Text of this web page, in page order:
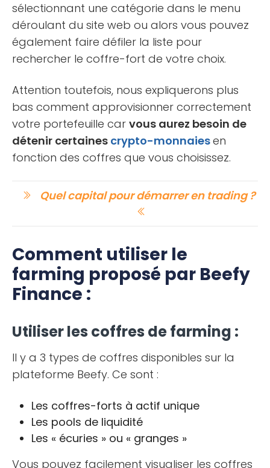
sélectionnant une catégorie dans le menu
déroulant du site web ou alors vous pouvez
également faire défiler la liste pour
rechercher le coffre-fort de votre choix.
Attention toutefois, nous expliquerons plus
bas comment approvisionner correctement
votre portefeuille car vous aurez besoin de
détenir certaines crypto-monnaiesen
fonction des coffres que vous choisissez.
Quel capital pour démarrer en trading ?
Comment utiliser le
farming proposé par Beefy
Finance :
Utiliser les coffres de farming :
Il y a 3 types de coffres disponibles sur la
plateforme Beefy. Ce sont :
Les coffres-forts à actif unique
Les pools de liquidité
Les « écuries » ou « granges »
Vous pouvez facilement visualiser les coffres